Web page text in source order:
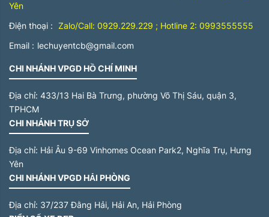
Yên
Điện thoại : Zalo/Call: 0929.229.229 ; Hotline 2: 0993555555
Email : lechuyentcb@gmail.com
CHI NHÁNH VPGD HỒ CHÍ MINH
Địa chỉ: 433/13 Hai Bà Trưng, phường Võ Thị Sáu, quận 3,
TPHCM
CHI NHÁNH TRỤ SỞ
Địa chỉ: Hải Âu 9-69 Vinhomes Ocean Park2, Nghĩa Trụ, Hưng
Yên
CHI NHÁNH VPGD HẢI PHÒNG
Địa chỉ: 37/237 Đằng Hải, Hải An, Hải Phòng